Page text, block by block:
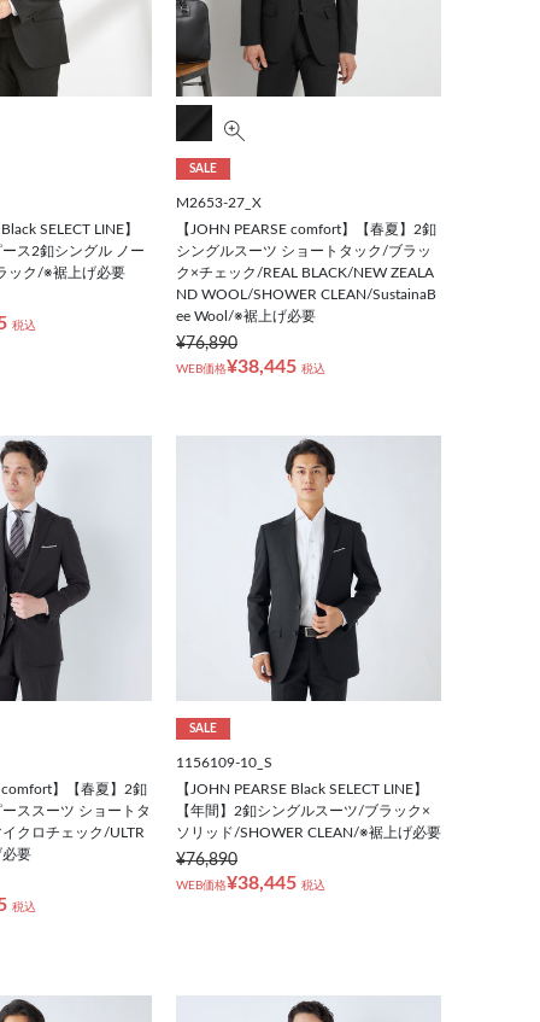
SELECT LINE】
ス2釦シングル ノー
ック/※裾上げ必要
税込
SALE
M2653-27_X
【JOHN PEARSE comfort】【春夏】2釦
シングルスーツ ショートタック/ブラッ
ク×チェック/REAL BLACK/NEW ZEALA
ND WOOL/SHOWER CLEAN/SustainaB
ee Wool/※裾上げ必要
¥76,890
WEB価格¥38,445 税込
comfort】【春夏】2釦
ススーツ ショートタ
クロチェック/ULTR
要
税込
SALE
1156109-10_S
【JOHN PEARSE Black SELECT LINE】
【年間】2釦シングルスーツ/ブラック×
ソリッド/SHOWER CLEAN/※裾上げ必要
¥76,890
WEB価格¥38,445 税込